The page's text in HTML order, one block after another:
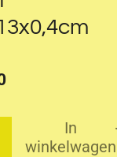
In
winkelwagen